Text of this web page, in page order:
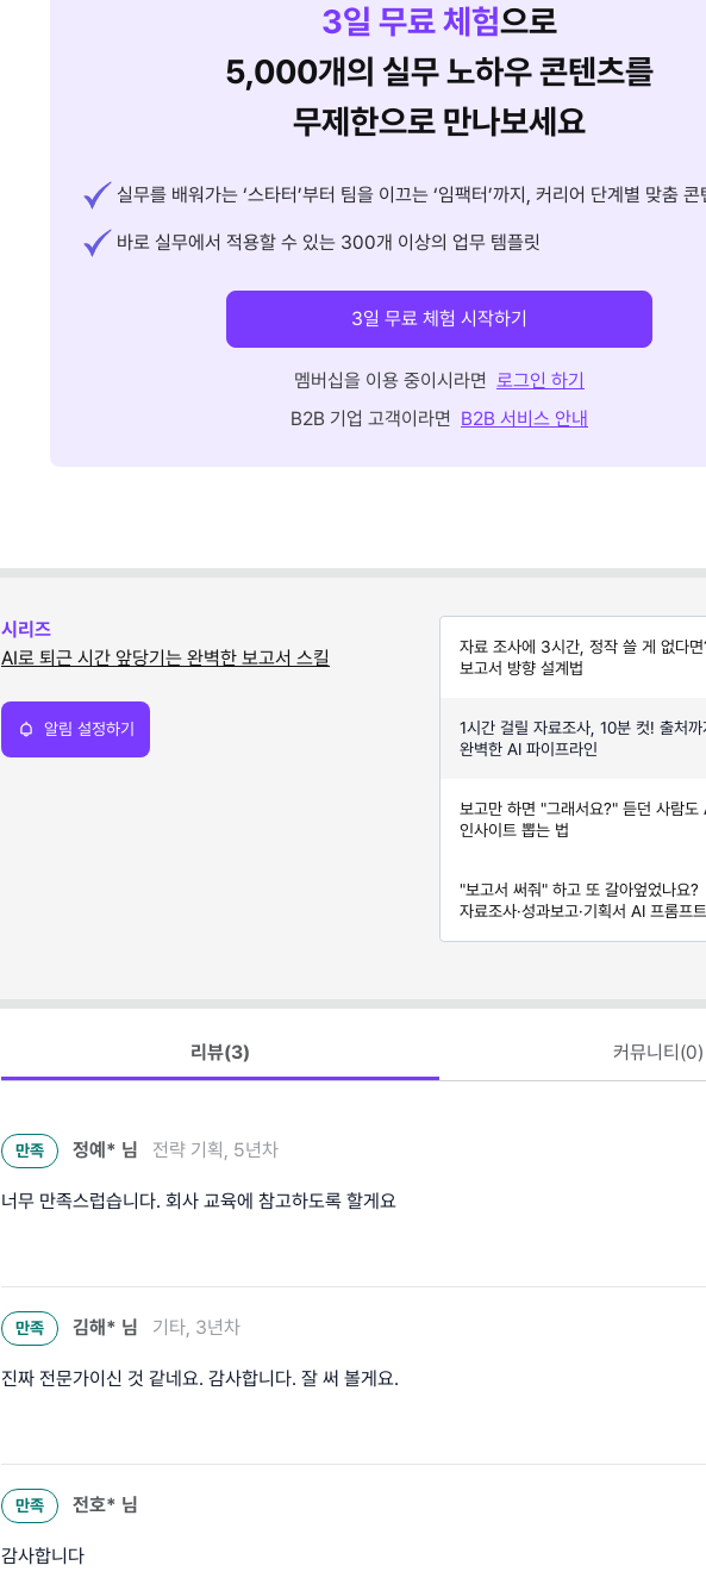
3일 무료 체험으로
5,000개의 실무 노하우 콘텐츠를
무제한으로 만나보세요
실무를 배워가는 ‘스타터’부터 팀을 이끄는 ‘임팩터’까지, 커리어 단계별 맞춤 콘
바로 실무에서 적용할 수 있는 300개 이상의 업무 템플릿
3일 무료 체험 시작하기
멤버십을 이용 중이시라면 로그인 하기
B2B 기업 고객이라면 B2B 서비스 안내
시리즈
AI로 퇴근 시간 앞당기는 완벽한 보고서 스킬
알림 설정하기
자료 조사에 3시간, 정작 쓸 게 없다
보고서 방향 설계법
1시간 걸릴 자료조사, 10분 컷! 출처까
완벽한 AI 파이프라인
보고만 하면 "그래서요?" 듣던 사람도
인사이트 뽑는 법
"보고서 써줘" 하고 또 갈아엎었나요?
자료조사·성과보고·기획서 AI 프롬프트
리뷰(3) 커뮤니티(0)
만족 정예* 님 전략 기획, 5년차
너무 만족스럽습니다. 회사 교육에 참고하도록 할게요
만족 김해* 님 기타, 3년차
진짜 전문가이신 것 같네요. 감사합니다. 잘 써 볼게요.
만족 전호* 님
감사합니다